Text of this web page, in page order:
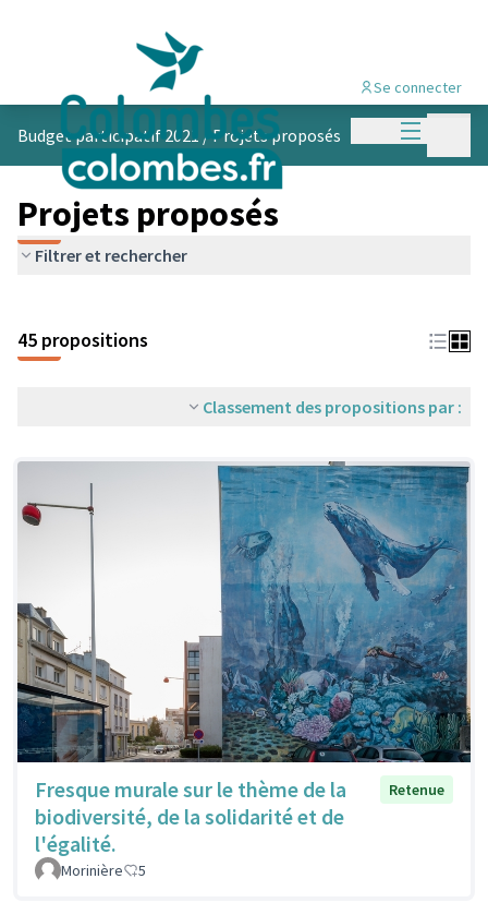
Menu
Se connecter
Budget participatif 2021 /Projets proposés
Projets proposés
Filtrer et rechercher
45 propositions
Classement des propositions par :
Fresque murale sur le thème de la
biodiversité, de la solidarité et de
l'égalité.
Retenue
Morinière 5